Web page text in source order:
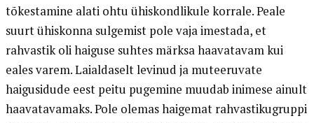
tõkestamine alati ohtu ühiskondlikule korrale. Peale
suurt ühiskonna sulgemist pole vaja imestada, et
rahvastik oli haiguse suhtes märksa haavatavam kui
eales varem. Laialdaselt levinud ja muteeruvate
haigusidude eest peitu pugemine muudab inimese ainult
haavatavamaks. Pole olemas haigemat rahvastikugruppi